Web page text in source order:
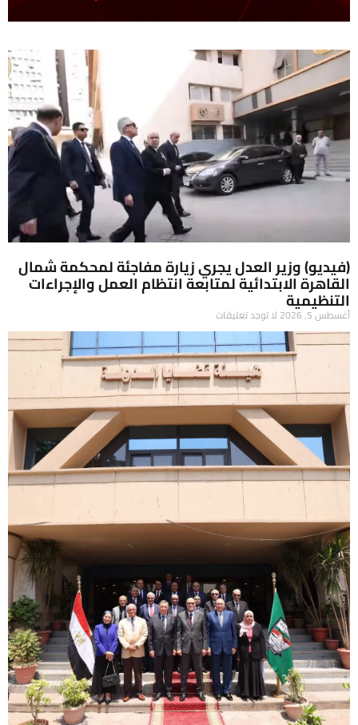
(فيديو) وزير العدل يجري زيارة مفاجئة لمحكمة شمال
القاهرة الابتدائية لمتابعة انتظام العمل والإجراءات
التنظيمية
أغسطس 5, 2026 لا توجد تعليقات